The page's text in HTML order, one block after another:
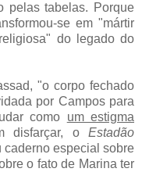
pelas tabelas. Porque
se em "mártir
do legado do
"o corpo fechado
por Campos para
como um estigma
disfarçar, o Estadão
especial sobre
o fato de Marina ter